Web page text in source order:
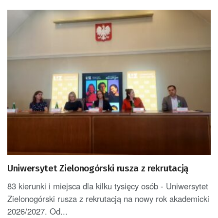
Uniwersytet Zielonogórski rusza z rekrutacją
83 kierunki i miejsca dla kilku tysięcy osób - Uniwersytet
Zielonogórski rusza z rekrutacją na nowy rok akademicki
2026/2027. Od...